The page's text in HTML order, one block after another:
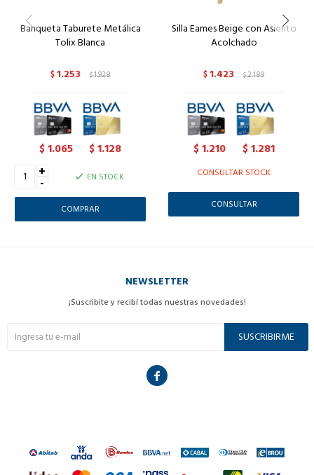
Banqueta Taburete Metálica
Tolix Blanca
$1.253 $1.928
$1.065 $1.128
+
- EN STOCK
Silla Eames Beige con Asiento
Acolchado
$1.423 $2.189
$1.210 $1.281
CONSULTAR STOCK
CONSULTAR
NEWSLETTER
¡Suscribite y recibí todas nuestras novedades!
SUSCRIBIRME
